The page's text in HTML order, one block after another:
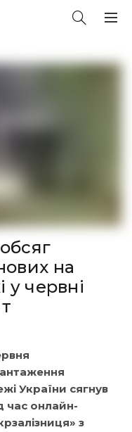
на
у червні
України сягнув
час онлайн-
з